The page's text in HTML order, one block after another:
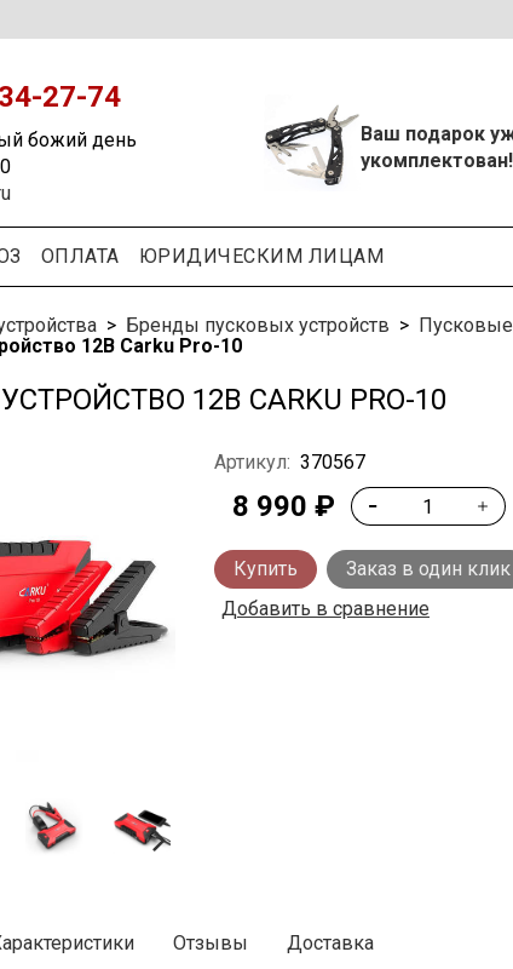
27-74
божий день
Ваш подарок
укомплектован!
ОПЛАТА ЮРИДИЧЕСКИМ ЛИЦАМ
Бренды пусковых устройств
Пусковые
12В Carku Pro-10
12В CARKU PRO-10
Артикул: 370567
8 990 ₽
Купить
Заказ в один клик
Добавить в сравнение
Отзывы Доставка